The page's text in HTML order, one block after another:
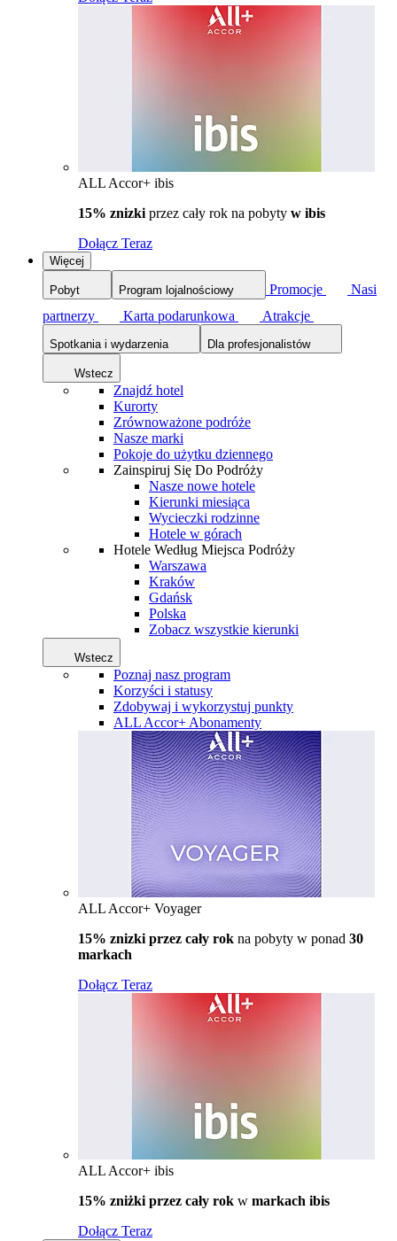
ALL Accor+ ibis
15% znizki przez cały rok na pobyty w ibis
Dołącz Teraz
Więcej
Pobyt Program lojalnościowy Promocje
Nasi
partnerzy
Karta podarunkowa Atrakcje
Spotkania i wydarzenia Dla profesjonalistów
Wstecz
Znajdź hotel
Kurorty
Zrównoważone podróże
Nasze marki
Pokoje do użytku dziennego
Zainspiruj Się Do Podróży
Nasze nowe hotele
Kierunki miesiąca
Wycieczki rodzinne
Hotele w górach
Hotele Według Miejsca Podróży
Warszawa
Kraków
Gdańsk
Polska
Zobacz wszystkie kierunki
Wstecz
Poznaj nasz program
Korzyści i statusy
Zdobywaj i wykorzystuj punkty
ALL Accor+ Abonamenty
ALL Accor+ Voyager
15% znizki przez cały rok na pobyty w ponad 30
markach
Dołącz Teraz
ALL Accor+ ibis
15% zniżki przez cały rok w markach ibis
Dołącz Teraz